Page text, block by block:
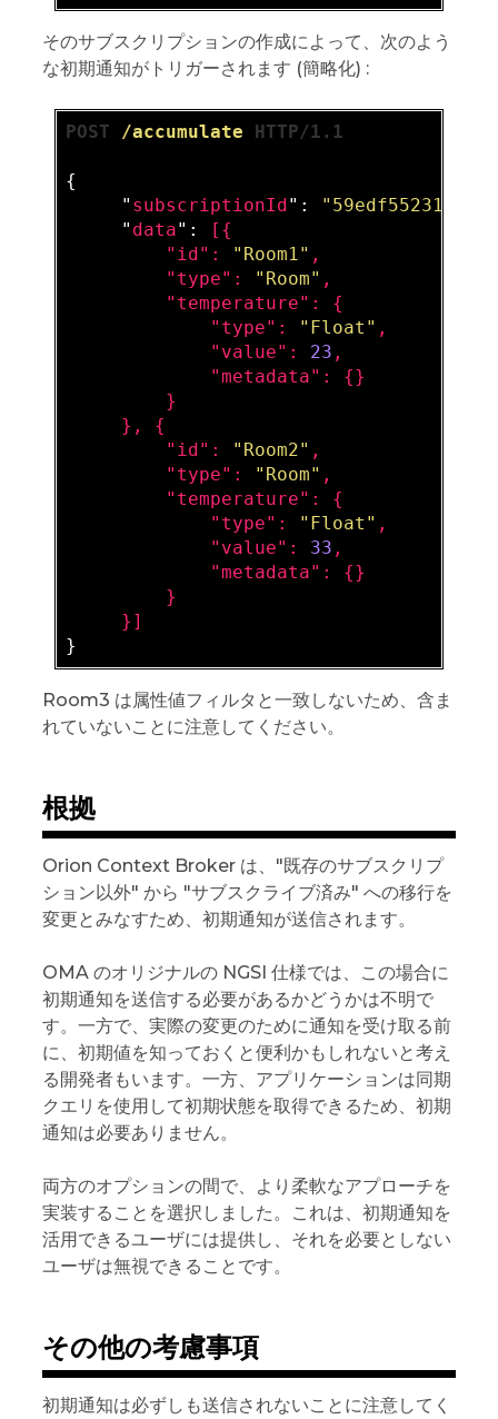
そのサブスクリプションの作成によって、次のよう
な初期通知がトリガーされます (簡略化) :
POST /accumulate HTTP/1.1
{
     "
subscriptionId":
     "
data":
[{
         "
id": "Room1" ,
         "
type": "Room" ,
         "
temperature": {
             "
type": "Float" ,
             "
value": 23 ,
             "
metadata": {}
}
}, {
         "
id": "Room2" ,
         "
type": "Room" ,
         "
temperature": {
             "
type": "Float" ,
             "
value": 33 ,
             "
metadata": {}
}
Room3 は属性値フィルタと一致しないため、含ま
れていないことに注意してください。
根拠
Orion Context Broker は、"既存のサブスクリプ
ション以外" から "サブスクライブ済み" への移行を
変更とみなすため、初期通知が送信されます。
OMA のオリジナルの NGSI 仕様では、この場合に
初期通知を送信する必要があるかどうかは不明で
す。一方で、実際の変更のために通知を受け取る前
に、初期値を知っておくと便利かもしれないと考え
る開発者もいます。一方、アプリケーションは同期
クエリを使用して初期状態を取得できるため、初期
通知は必要ありません。
両方のオプションの間で、より柔軟なアプローチを
実装することを選択しました。これは、初期通知を
活用できるユーザには提供し、それを必要としない
ユーザは無視できることです。
その他の考慮事項
初期通知は必ずしも送信されないことに注意してく